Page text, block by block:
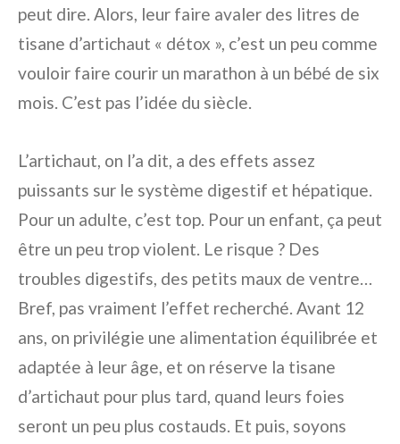
peut dire. Alors, leur faire avaler des litres de
tisane d’artichaut « détox », c’est un peu comme
vouloir faire courir un marathon à un bébé de six
mois. C’est pas l’idée du siècle.
L’artichaut, on l’a dit, a des effets assez
puissants sur le système digestif et hépatique.
Pour un adulte, c’est top. Pour un enfant, ça peut
être un peu trop violent. Le risque ? Des
troubles digestifs, des petits maux de ventre…
Bref, pas vraiment l’effet recherché. Avant 12
ans, on privilégie une alimentation équilibrée et
adaptée à leur âge, et on réserve la tisane
d’artichaut pour plus tard, quand leurs foies
seront un peu plus costauds. Et puis, soyons